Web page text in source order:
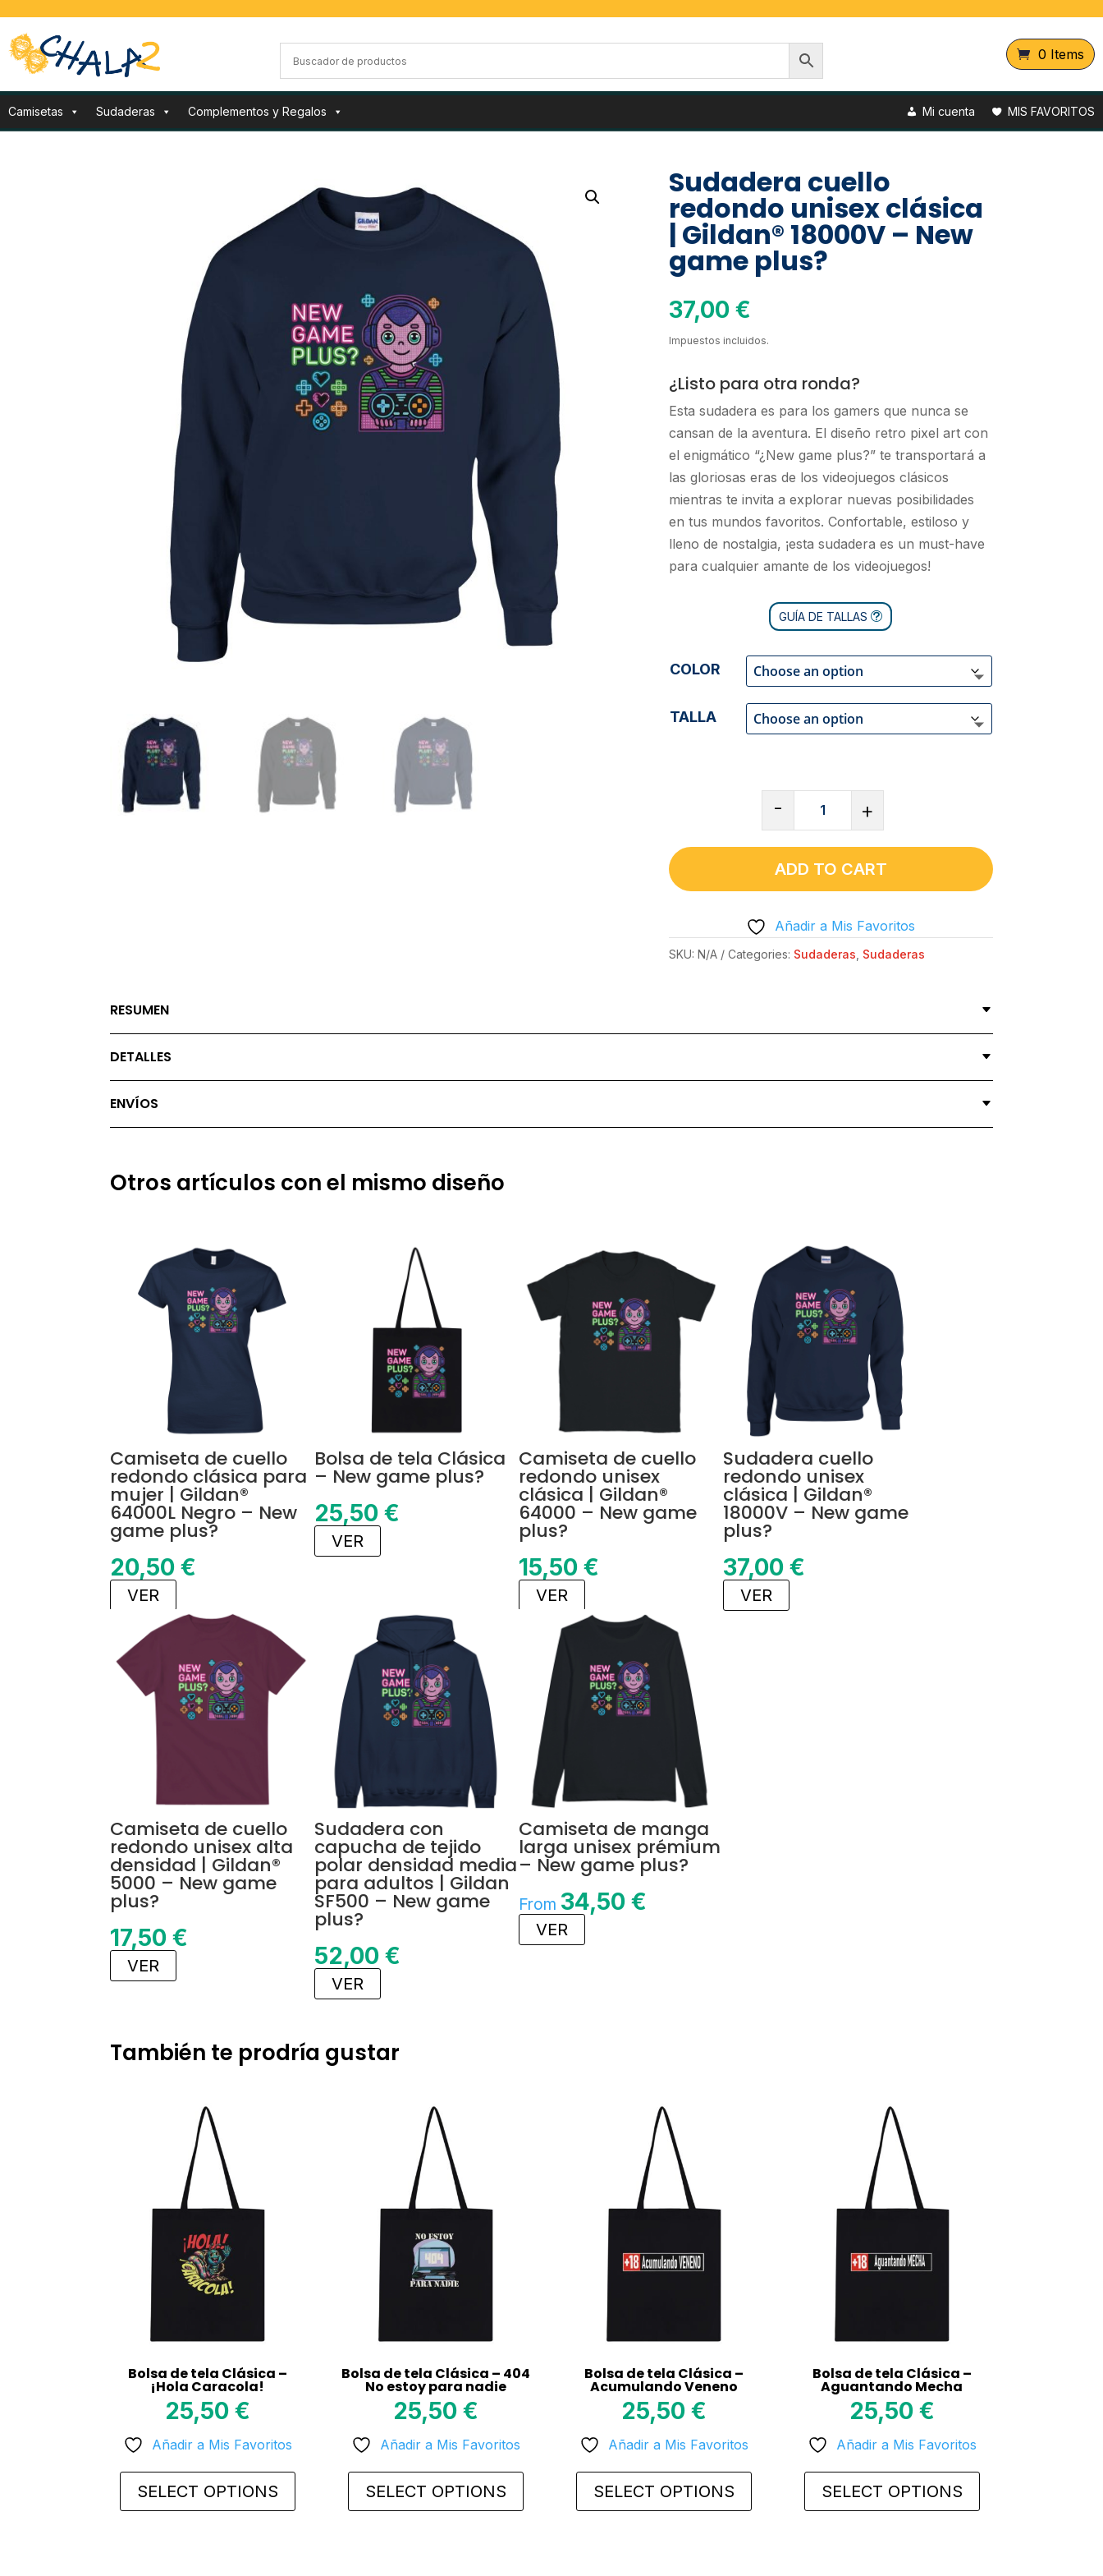
0 Items
Camisetas Sudaderas Complementos y Regalos MIS FAVORITOS
Mi cuenta
Sudadera cuello
redondo unisex clásica
| Gildan® 18000V – New
game plus?
37,00 €
Impuestos incluidos.
¿Listo para otra ronda?
Esta sudadera es para los gamers que nunca se
cansan de la aventura. El diseño retro pixel art con
el enigmático “¿New game plus?” te transportará a
las gloriosas eras de los videojuegos clásicos
mientras te invita a explorar nuevas posibilidades
en tus mundos favoritos. Confortable, estiloso y
lleno de nostalgia, ¡esta sudadera es un must-have
para cualquier amante de los videojuegos!
GUÍA DE TALLAS
COLOR
TALLA
-
CUELLO
REDONDO
UNISEX
CLÁSICA
GILDAN®
18000V
+
ADD TO CART
Añadir a Mis Favoritos
SKU: N/A Categories: Sudaderas Sudaderas
RESUMEN
DETALLES
ENVÍOS
Otros artículos con el mismo diseño
Camiseta de cuello
redondo clásica para
mujer | Gildan®
64000L Negro – New
game plus?
20,50€
VER
Bolsa de tela Clásica
– New game plus?
25,50€
VER
Camiseta de cuello
redondo unisex
clásica | Gildan®
64000 – New game
plus?
15,50 €
VER
Sudadera cuello
redondo unisex
clásica | Gildan®
18000V – New game
plus?
37,00 €
VER
Camiseta de cuello
redondo unisex alta
densidad | Gildan®
5000 – New game
plus?
17,50€
VER
Sudadera con
capucha de tejido
polar densidad media
para adultos | Gildan
SF500 – New game
plus?
52,00€
VER
Camiseta de manga
larga unisex prémium
– New game plus?
From 34,50 €
VER
También te prodría gustar
Bolsa de tela Clásica –
¡Hola Caracola!
25,50 €
Añadir a Mis Favoritos
SELECT OPTIONS
Bolsa de tela Clásica – 404
No estoy para nadie
25,50 €
Añadir a Mis Favoritos
SELECT OPTIONS
Bolsa de tela Clásica –
Acumulando Veneno
25,50 €
Añadir a Mis Favoritos
SELECT OPTIONS
Bolsa de tela Clásica –
Aguantando Mecha
25,50 €
Añadir a Mis Favoritos
SELECT OPTIONS